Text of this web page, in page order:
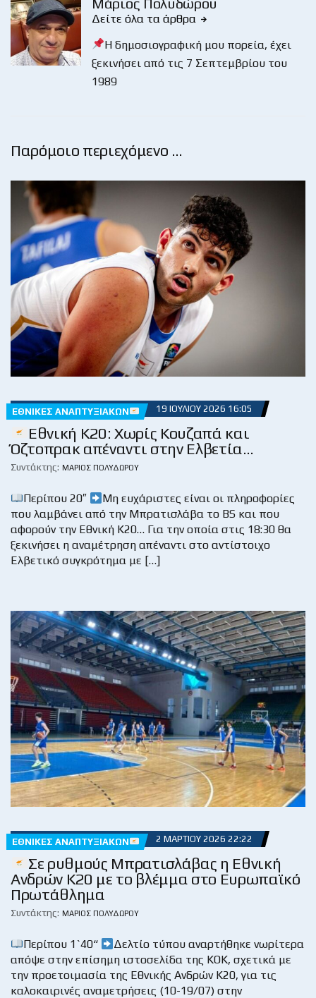
Δείτε όλα τα άρθρα
Η δημοσιογραφική μου πορεία, έχει
ξεκινήσει από τις 7 Σεπτεμβρίου του
1989
Παρόμοιο περιεχόμενο …
ΕΘΝΙΚΈΣ ΑΝΑΠΤΥΞΙΑΚΏΝ 19 ΙΟΥΛΊΟΥ 2026 16:05
Εθνική Κ20: Χωρίς Κουζαπά και
Όζτοπρακ απέναντι στην Ελβετία…
Συντάκτης: ΜΆΡΙΟΣ ΠΟΛΥΔΏΡΟΥ
Περίπου 20″
Μη ευχάριστες είναι οι πληροφορίες
που λαμβάνει από την Μπρατισλάβα το BS και που
αφορούν την Εθνική Κ20… Για την οποία στις 18:30 θα
ξεκινήσει η αναμέτρηση απέναντι στο αντίστοιχο
Ελβετικό συγκρότημα με […]
ΕΘΝΙΚΈΣ ΑΝΑΠΤΥΞΙΑΚΏΝ 2 ΜΑΡΤΊΟΥ 2026 22:22
Σε ρυθμούς Μπρατισλάβας η Εθνική
Ανδρών Κ20 με το βλέμμα στο Ευρωπαϊκό
Πρωτάθλημα
Συντάκτης: ΜΆΡΙΟΣ ΠΟΛΥΔΏΡΟΥ
Περίπου 1`40“
Δελτίο τύπου αναρτήθηκε νωρίτερα
απόψε στην επίσημη ιστοσελίδα της ΚΟΚ, σχετικά με
την προετοιμασία της Εθνικής Ανδρών Κ20, για τις
καλοκαιρινές αναμετρήσεις (10-19/07) στην